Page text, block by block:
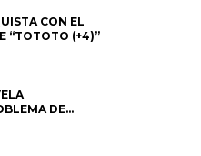
CON EL
“TOTOTO (+4)”
DE
DE
UN